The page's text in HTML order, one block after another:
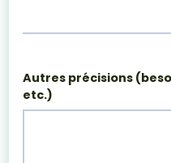
Autres précisions
etc.)